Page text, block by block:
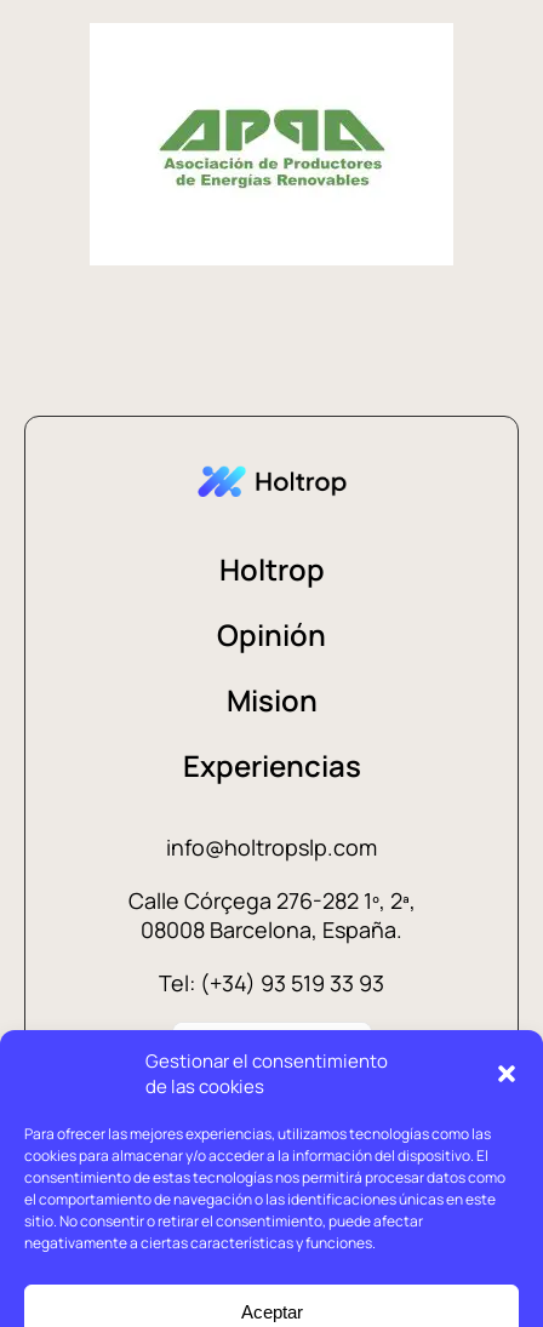
Gestionar el consentimiento
de las cookies
Para ofrecer las mejores experiencias, utilizamos tecnologías como las
cookies para almacenar y/o acceder a la información del dispositivo. El
consentimiento de estas tecnologías nos permitirá procesar datos como
el comportamiento de navegación o las identificaciones únicas en este
sitio. No consentir o retirar el consentimiento, puede afectar
negativamente a ciertas características y funciones.
Aceptar
Holtrop
Opinión
Mision
Experiencias
info@holtropslp.com
Calle Córçega 276-282 1º, 2ª,
08008 Barcelona, España.
Tel: (+34) 93 519 33 93
Aviso legal
Política de privacidad